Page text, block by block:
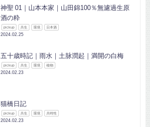
神聖 01｜山本本家｜山田錦100％無濾過生原
酒の粋
pickup 共生 環境 日本酒
2024.02.25
五十歳時記｜雨水｜土脉潤起｜満開の白梅
pickup 共生 環境 植物
2024.02.23
猫橋日記
pickup 共生 環境 共時性
2024.02.23